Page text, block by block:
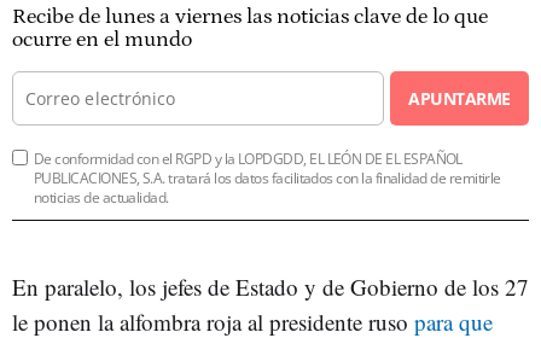
Recibe de lunes a viernes las noticias clave de lo que
ocurre en el mundo
APUNTARME
De conformidad con el RGPD y la LOPDGDD, EL LEÓN DE EL ESPAÑOL
PUBLICACIONES, S.A. tratará los datos facilitados con la finalidad de remitirle
noticias de actualidad.
En paralelo, los jefes de Estado y de Gobierno de los 27
le ponen la alfombra roja al presidente ruso para que